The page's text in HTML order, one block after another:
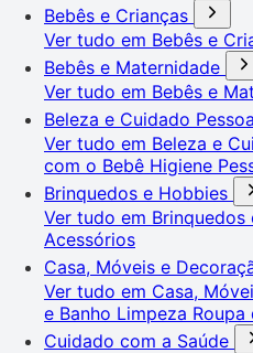
Bebês e Crianças
Ver tudo em Bebês e
Bebês e Maternidade
Ver tudo em Bebês e
Beleza e Cuidado
Ver tudo em Beleza e
com o Bebê Higiene
Brinquedos e Hobbies
Ver tudo em Brinquedos
Acessórios
Casa, Móveis e
Ver tudo em Casa,
e Banho Limpeza Roupa
Cuidado com a Saúde